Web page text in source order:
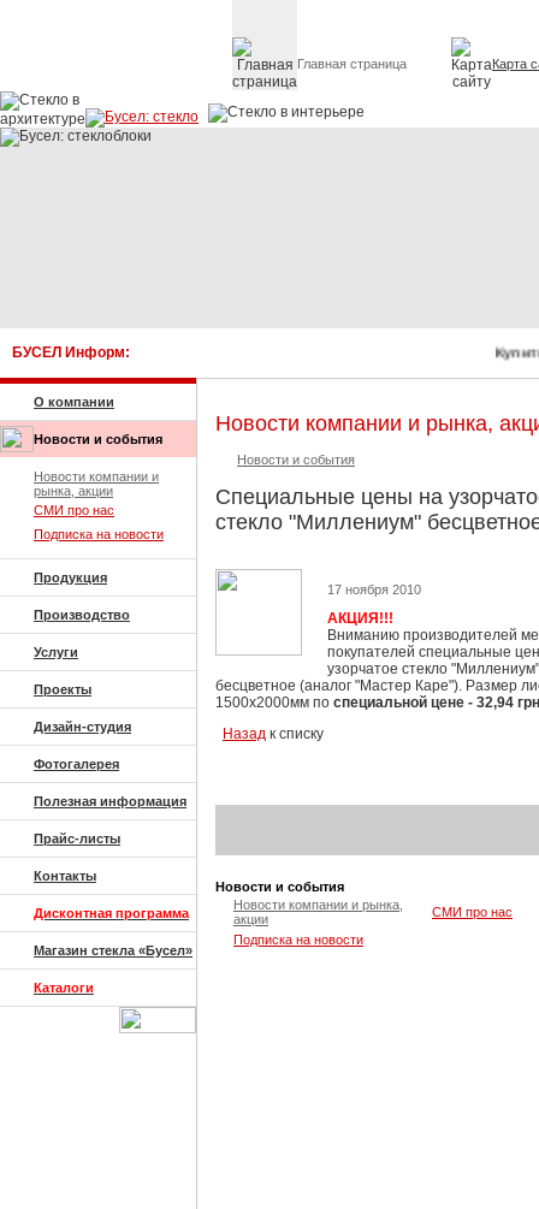
Главная страница Карта
БУСЕЛ Информ:
О компании
Новости и события
Новости компании и
рынка, акции
СМИ про нас
Подписка на новости
Продукция
Производство
Услуги
Проекты
Дизайн-студия
Фотогалерея
Полезная информация
Прайс-листы
Контакты
Дисконтная программа
Магазин стекла «Бусел»
Каталоги
Новости компании и рынка,
Новости и события
Специальные цены на
стекло "Миллениум"
17 ноября 2010
АКЦИЯ!!!
Вниманию производителей
покупателей специальные
узорчатое стекло "Миллениум"
бесцветное (аналог "Мастер Каре"). Размер
1500х2000мм по специальной цене - 32,94
Назад к списку
Новости и события
Новости компании и рынка,
акции
СМИ про нас
Подписка на новости